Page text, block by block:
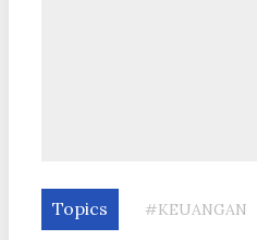
Topics #KEUANGAN